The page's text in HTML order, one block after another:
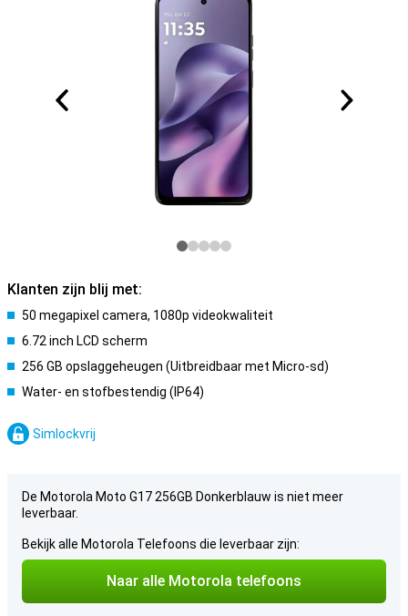
Klanten zijn blij met:
50 megapixel camera, 1080p videokwaliteit
6.72 inch LCD scherm
256 GB opslaggeheugen (Uitbreidbaar met Micro-sd)
Water- en stofbestendig (IP64)
Simlockvrij
De Motorola Moto G17 256GB Donkerblauw is niet meer
leverbaar.
Bekijk alle Motorola Telefoons die leverbaar zijn:
Naar alle Motorola telefoons